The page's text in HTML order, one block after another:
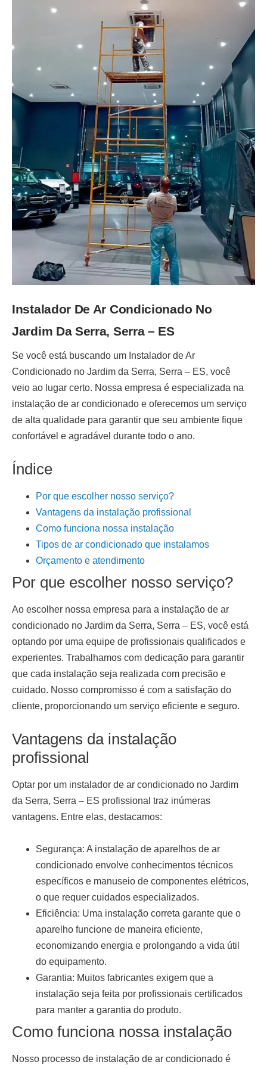
Instalador De Ar Condicionado No
Jardim Da Serra, Serra – ES
Se você está buscando um Instalador de Ar
Condicionado no Jardim da Serra, Serra – ES, você
veio ao lugar certo. Nossa empresa é especializada na
instalação de ar condicionado e oferecemos um serviço
de alta qualidade para garantir que seu ambiente fique
confortável e agradável durante todo o ano.
Índice
Por que escolher nosso serviço?
Vantagens da instalação profissional
Como funciona nossa instalação
Tipos de ar condicionado que instalamos
Orçamento e atendimento
Por que escolher nosso serviço?
Ao escolher nossa empresa para a instalação de ar
condicionado no Jardim da Serra, Serra – ES, você está
optando por uma equipe de profissionais qualificados e
experientes. Trabalhamos com dedicação para garantir
que cada instalação seja realizada com precisão e
cuidado. Nosso compromisso é com a satisfação do
cliente, proporcionando um serviço eficiente e seguro.
Vantagens da instalação
profissional
Optar por um instalador de ar condicionado no Jardim
da Serra, Serra – ES profissional traz inúmeras
vantagens. Entre elas, destacamos:
Segurança: A instalação de aparelhos de ar
condicionado envolve conhecimentos técnicos
específicos e manuseio de componentes elétricos,
o que requer cuidados especializados.
Eficiência: Uma instalação correta garante que o
aparelho funcione de maneira eficiente,
economizando energia e prolongando a vida útil
do equipamento.
Garantia: Muitos fabricantes exigem que a
instalação seja feita por profissionais certificados
para manter a garantia do produto.
Como funciona nossa instalação
Nosso processo de instalação de ar condicionado é